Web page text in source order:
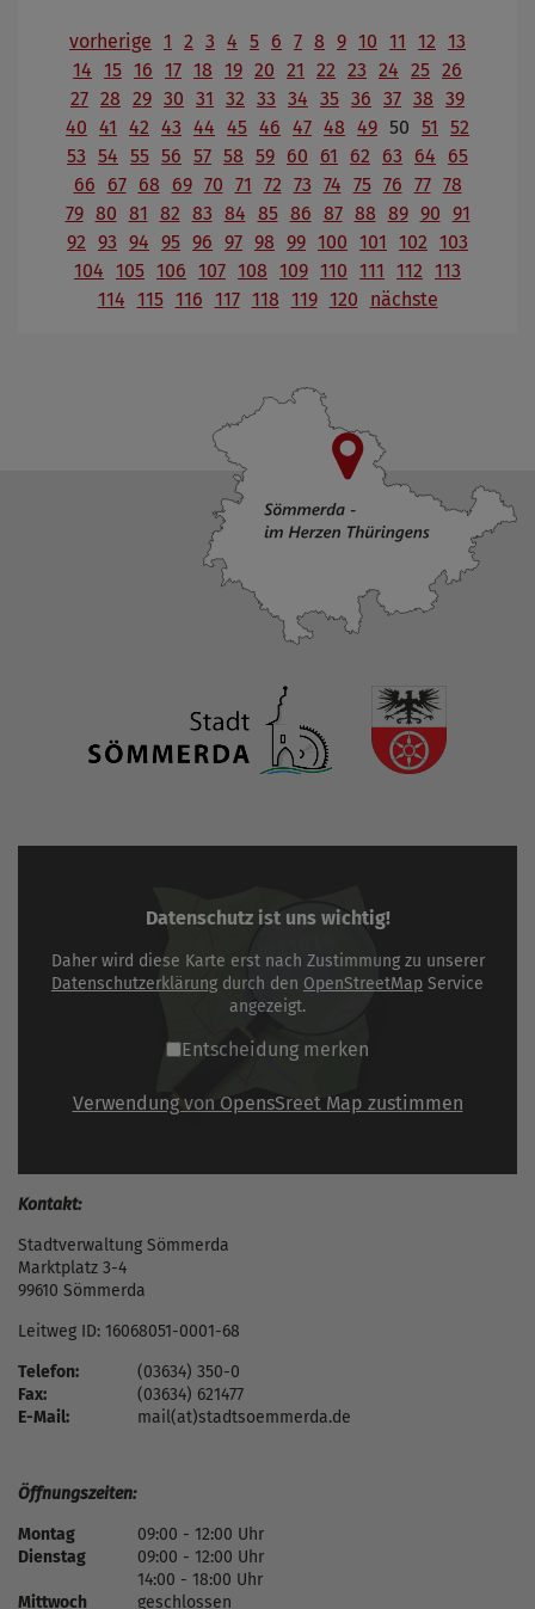
vorherige 1 2 3 4 5 6 7 8 9 10 11 12 13
14 15 16 17 18 19 20 21 22 23 24 25 26
27 28 29 30 31 32 33 34 35 36 37 38 39
40 41 42 43 44 45 46 47 48 49 50 51
52
53 54 55 56 57 58 59 60 61 62 63 64
65
66
67 68 69 70 71 72 73 74 75 76 77 78
79 80 81 82 83 84 85 86 87 88 89 90 91
92 93 94 95 96 97 98 99 100 101 102 103
104 105 106 107 108 109 110 111 112 113
114 115 116 117 118 119 120 nächste
Datenschutz ist uns wichtig!
Daher wird diese Karte erst nach Zustimmung zu unserer
Datenschutzerklärung durch den OpenStreetMap Service
angezeigt.
Entscheidung merken
Verwendung von OpensSreet Map zustimmen
Kontakt:
Stadtverwaltung Sömmerda
Marktplatz 3-4
99610 Sömmerda
Leitweg ID: 16068051-0001-68
Telefon:
(03634) 350-0
Fax:
(03634) 621477
E-Mail:
mail(at)stadtsoemmerda.de
Öffnungszeiten:
Montag
09:00 - 12:00 Uhr
Dienstag
09:00 - 12:00 Uhr
14:00 - 18:00 Uhr
Mittwoch
geschlossen